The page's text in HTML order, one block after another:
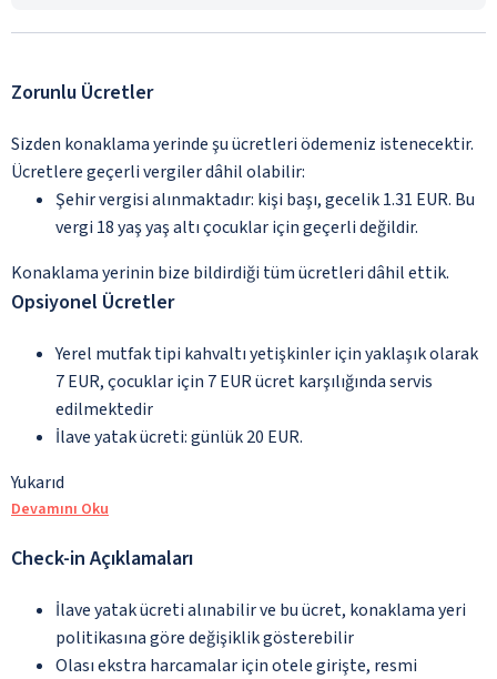
Zorunlu Ücretler
Sizden konaklama yerinde şu ücretleri ödemeniz istenecektir.
Ücretlere geçerli vergiler dâhil olabilir:
Şehir vergisi alınmaktadır: kişi başı, gecelik 1.31 EUR. Bu
vergi 18 yaş yaş altı çocuklar için geçerli değildir.
Konaklama yerinin bize bildirdiği tüm ücretleri dâhil ettik.
Opsiyonel Ücretler
Yerel mutfak tipi kahvaltı yetişkinler için yaklaşık olarak
7 EUR, çocuklar için 7 EUR ücret karşılığında servis
edilmektedir
İlave yatak ücreti: günlük 20 EUR.
Yukarıd
Devamını Oku
Check-in Açıklamaları
İlave yatak ücreti alınabilir ve bu ücret, konaklama yeri
politikasına göre değişiklik gösterebilir
Olası ekstra harcamalar için otele girişte, resmi